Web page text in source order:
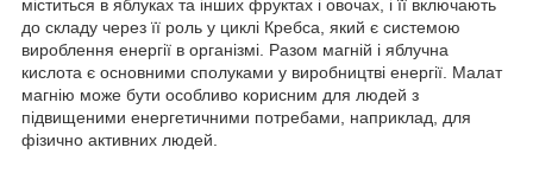
міститься в яблуках та інших фруктах і овочах, і її включають
до складу через її роль у циклі Кребса, який є системою
вироблення енергії в організмі. Разом магній і яблучна
кислота є основними сполуками у виробництві енергії. Малат
магнію може бути особливо корисним для людей з
підвищеними енергетичними потребами, наприклад, для
фізично активних людей.